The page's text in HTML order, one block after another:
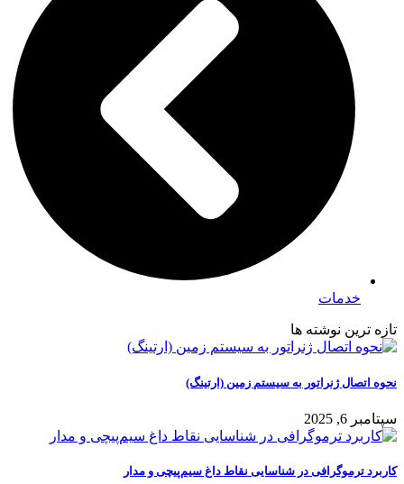
خدمات
تازه ترین نوشته ها
نحوه اتصال ژنراتور به سیستم زمین (ارتینگ)
سپتامبر 6, 2025
کاربرد ترموگرافی در شناسایی نقاط داغ سیم‌پیچی و مدار